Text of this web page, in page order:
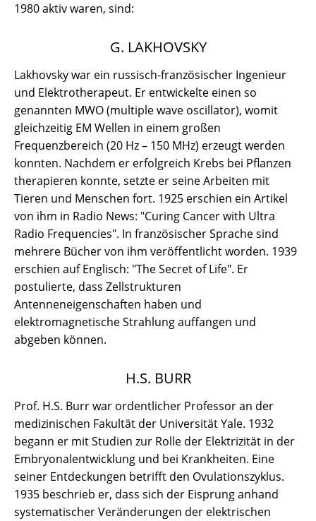
1980 aktiv waren, sind:
G. LAKHOVSKY
Lakhovsky war ein russisch-französischer Ingenieur
und Elektrotherapeut. Er entwickelte einen so
genannten MWO (multiple wave oscillator), womit
gleichzeitig EM Wellen in einem großen
Frequenzbereich (20 Hz – 150 MHz) erzeugt werden
konnten. Nachdem er erfolgreich Krebs bei Pflanzen
therapieren konnte, setzte er seine Arbeiten mit
Tieren und Menschen fort. 1925 erschien ein Artikel
von ihm in Radio News: "Curing Cancer with Ultra
Radio Frequencies". In französischer Sprache sind
mehrere Bücher von ihm veröffentlicht worden. 1939
erschien auf Englisch: "The Secret of Life". Er
postulierte, dass Zellstrukturen
Antenneneigenschaften haben und
elektromagnetische Strahlung auffangen und
abgeben können.
H.S. BURR
Prof. H.S. Burr war ordentlicher Professor an der
medizinischen Fakultät der Universität Yale. 1932
begann er mit Studien zur Rolle der Elektrizität in der
Embryonalentwicklung und bei Krankheiten. Eine
seiner Entdeckungen betrifft den Ovulationszyklus.
1935 beschrieb er, dass sich der Eisprung anhand
systematischer Veränderungen der elektrischen